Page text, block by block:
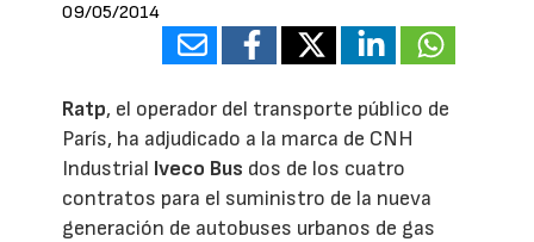
09/05/2014
Ratp, el operador del transporte público de
París, ha adjudicado a la marca de CNH
Industrial Iveco Bus dos de los cuatro
contratos para el suministro de la nueva
generación de autobuses urbanos de gas